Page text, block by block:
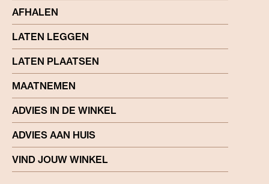
AFHALEN
LATEN LEGGEN
LATEN PLAATSEN
MAATNEMEN
ADVIES IN DE WINKEL
ADVIES AAN HUIS
VIND JOUW WINKEL